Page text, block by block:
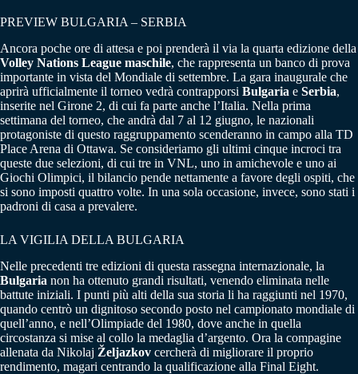
PREVIEW BULGARIA – SERBIA
Ancora poche ore di attesa e poi prenderà il via la quarta edizione della
Volley Nations League maschile, che rappresenta un banco di prova
importante in vista del Mondiale di settembre. La gara inaugurale che
aprirà ufficialmente il torneo vedrà contrapporsi Bulgaria e Serbia,
inserite nel Girone 2, di cui fa parte anche l’Italia. Nella prima
settimana del torneo, che andrà dal 7 al 12 giugno, le nazionali
protagoniste di questo raggruppamento scenderanno in campo alla TD
Place Arena di Ottawa. Se consideriamo gli ultimi cinque incroci tra
queste due selezioni, di cui tre in VNL, uno in amichevole e uno ai
Giochi Olimpici, il bilancio pende nettamente a favore degli ospiti, che
si sono imposti quattro volte. In una sola occasione, invece, sono stati i
padroni di casa a prevalere.
LA VIGILIA DELLA BULGARIA
Nelle precedenti tre edizioni di questa rassegna internazionale, la
Bulgaria non ha ottenuto grandi risultati, venendo eliminata nelle
battute iniziali. I punti più alti della sua storia li ha raggiunti nel 1970,
quando centrò un dignitoso secondo posto nel campionato mondiale di
quell’anno, e nell’Olimpiade del 1980, dove anche in quella
circostanza si mise al collo la medaglia d’argento. Ora la compagine
allenata da Nikolaj Željazkov cercherà di migliorare il proprio
rendimento, magari centrando la qualificazione alla Final Eight.